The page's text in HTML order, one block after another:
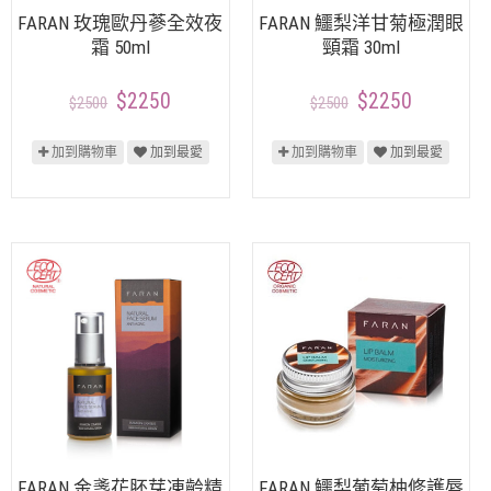
FARAN 玫瑰歐丹蔘全效夜
霜 50ml
$2500 $2250
加到購物車 加到最愛
FARAN 鱷梨洋甘菊極潤眼
頸霜 30ml
$2500 $2250
加到購物車 加到最愛